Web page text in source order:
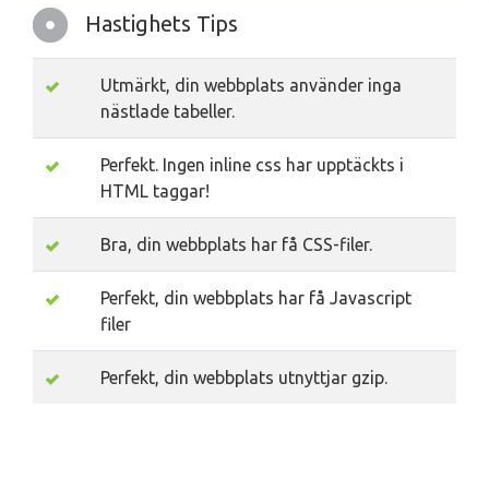
Hastighets Tips
Utmärkt, din webbplats använder inga
nästlade tabeller.
Perfekt. Ingen inline css har upptäckts i
HTML taggar!
Bra, din webbplats har få CSS-filer.
Perfekt, din webbplats har få Javascript
filer
Perfekt, din webbplats utnyttjar gzip.